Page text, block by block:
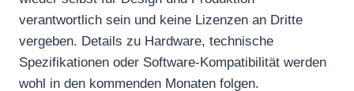
verantwortlich sein und keine Lizenzen an Dritte
vergeben. Details zu Hardware, technische
Spezifikationen oder Software-Kompatibilität werden
wohl in den kommenden Monaten folgen.